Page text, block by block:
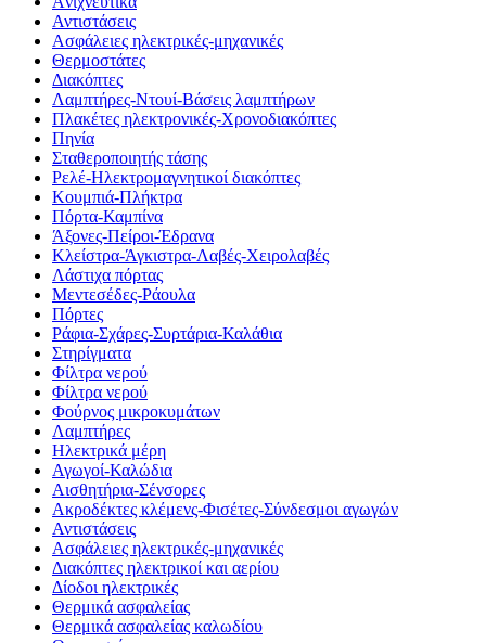
Αντιστάσεις
Ασφάλειες ηλεκτρικές-μηχανικές
Θερμοστάτες
Διακόπτες
Λαμπτήρες-Ντουί-Βάσεις λαμπτήρων
Πλακέτες ηλεκτρονικές-Χρονοδιακόπτες
Πηνία
Σταθεροποιητής τάσης
Ρελέ-Ηλεκτρομαγνητικοί διακόπτες
Κουμπιά-Πλήκτρα
Πόρτα-Καμπίνα
Άξονες-Πείροι-Έδρανα
Κλείστρα-Άγκιστρα-Λαβές-Χειρολαβές
Λάστιχα πόρτας
Μεντεσέδες-Ράουλα
Πόρτες
Ράφια-Σχάρες-Συρτάρια-Καλάθια
Στηρίγματα
Φίλτρα νερού
Φίλτρα νερού
Φούρνος μικροκυμάτων
Λαμπτήρες
Ηλεκτρικά μέρη
Αγωγοί-Καλώδια
Αισθητήρια-Σένσορες
Ακροδέκτες κλέμενς-Φισέτες-Σύνδεσμοι αγωγών
Αντιστάσεις
Ασφάλειες ηλεκτρικές-μηχανικές
Διακόπτες ηλεκτρικοί και αερίου
Δίοδοι ηλεκτρικές
Θερμικά ασφαλείας
Θερμικά ασφαλείας καλωδίου